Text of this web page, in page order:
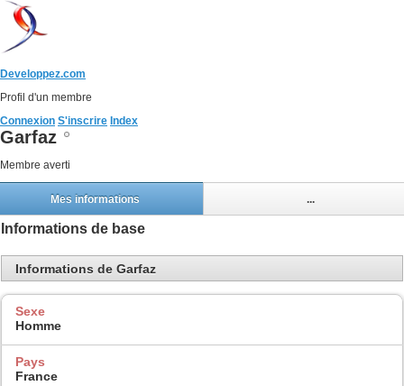
Developpez.com
Profil d'un membre
Connexion S'inscrire Index
Garfaz
Membre averti
Mes informations ...
Informations de base
Informations de Garfaz
Sexe
Homme
Pays
France